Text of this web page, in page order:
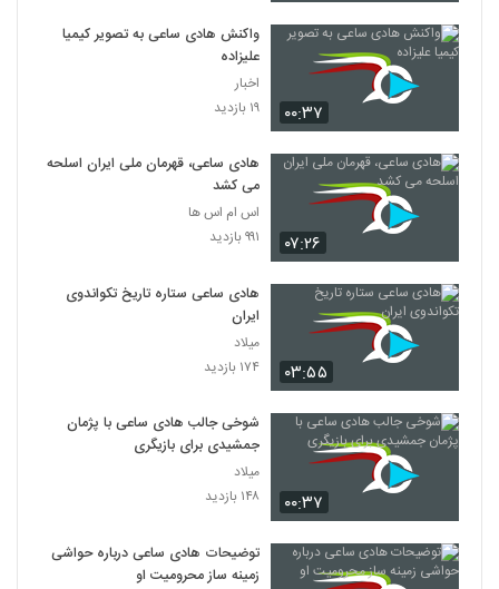
۰۰:۳۷
واکنش هادی ساعی به تصویر کیمیا
علیزاده
اخبار
۱۹ بازدید
۰۷:۲۶
هادی ساعی، قهرمان ملی ایران اسلحه
می کشد
اس ام اس ها
۹۹۱ بازدید
۰۳:۵۵
هادی ساعی ستاره تاریخ تکواندوی
ایران
میلاد
۱۷۴ بازدید
۰۰:۳۷
شوخی جالب هادی ساعی با پژمان
جمشیدی برای بازیگری
میلاد
۱۴۸ بازدید
توضیحات هادی ساعی درباره حواشی
زمینه ساز محرومیت او